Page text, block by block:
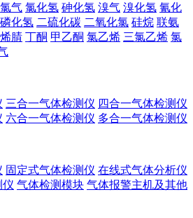
氯气 氯化氢 砷化氢 溴气 溴化氢 氰化
磷化氢 二硫化碳 二氧化氯 硅烷 联氨
腈 丁酮 甲乙酮 氯乙烯 三氯乙烯 氯
三合一气体检测仪 四合一气体检测仪
六合一气体检测仪 多合一气体检测仪
固定式气体检测仪 在线式气体分析仪
仪 气体检测模块 气体报警主机及其他